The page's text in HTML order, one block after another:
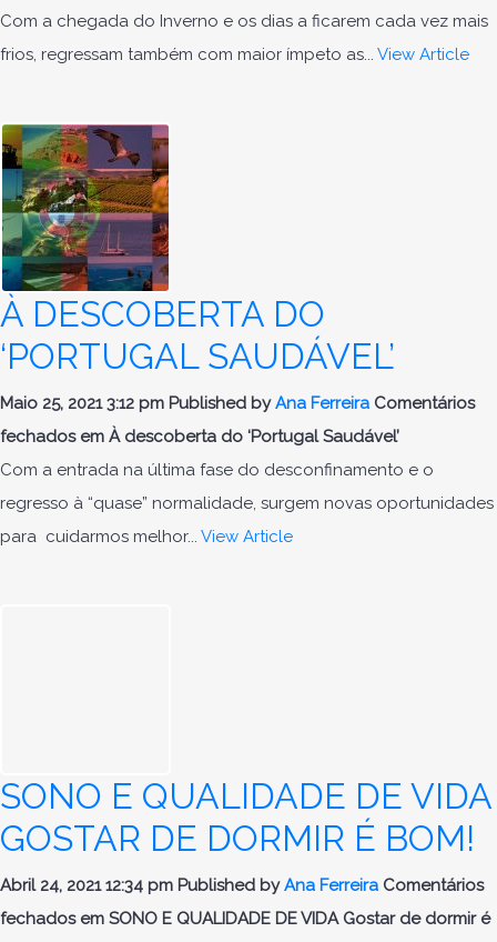
Com a chegada do Inverno e os dias a ficarem cada vez mais
frios, regressam também com maior ímpeto as... View Article
À DESCOBERTA DO
‘PORTUGAL SAUDÁVEL’
Maio 25, 2021 3:12 pm Published byAna Ferreira Comentários
fechadosem À descoberta do ‘Portugal Saudável’
Com a entrada na última fase do desconfinamento e o
regresso à “quase” normalidade, surgem novas oportunidades
para cuidarmos melhor... View Article
SONO E QUALIDADE DE VIDA
GOSTAR DE DORMIR É BOM!
Abril 24, 2021 12:34 pm Published byAna Ferreira Comentários
fechadosem SONO E QUALIDADE DE VIDA Gostar de dormir é